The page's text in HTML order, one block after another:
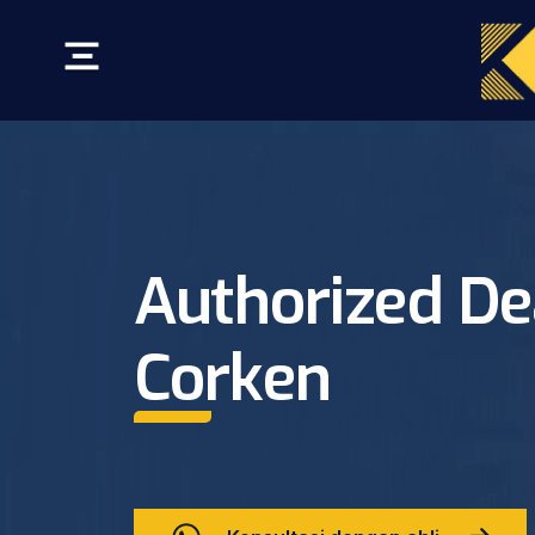
Authorized
Corken